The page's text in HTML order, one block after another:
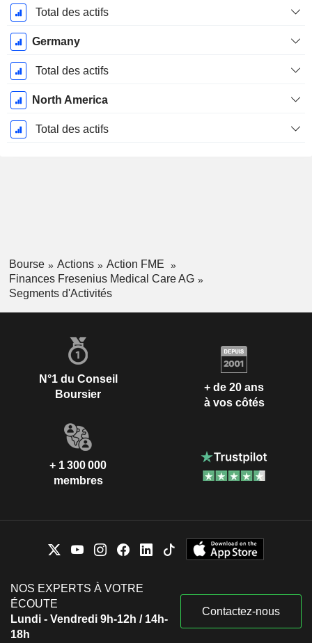
Total des actifs
Germany
Total des actifs
North America
Total des actifs
Bourse Actions
Action FME
Finances Fresenius Medical Care AG
Segments d'Activités
N°1 du Conseil
Boursier
+ de 20 ans
à vos côtés
+ 1 300 000
membres
NOS EXPERTS À VOTRE
ÉCOUTE
Lundi - Vendredi 9h-12h / 14h-
18h
Contactez-nous